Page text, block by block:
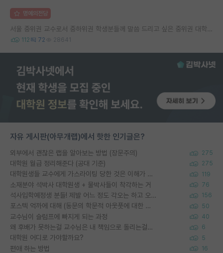
명예의전당
서울 중위권 교수로서 중하위권 학생분들께 말씀 드리고 싶은 중위권 대학 연구실의 강점
112 72 28641
자유 게시판(아무개랩)에서 핫한 인기글은?
외부에서 괜찮은 랩을 알아보는 방법 (장문주의) 275
대학원 월급 정리해준다 (공대 기준) 275
대학원생들 교수에게 가스라이팅 당한 것은 이해가 갑니다. 안타깝네요. 119
소재분야 석박사 대학원생 + 물박사들이 착각하는 거 76
석사입학예정생 분들! 제발 어느 정도 각오는 하고 오세요. 156
포스텍 억까에 대해 (동문의 학문적 아웃풋에 대한 반박) 50
교수님이 슬럼프에 빠지게 되는 과정 40
왜 후배가 못하는걸 교수님은 내 책임으로 돌리는걸까요? 6
대학원 어디로 가야할까요? 5
편애 하는 방법 16